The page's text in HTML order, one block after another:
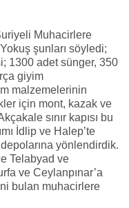
Muhacirlere
şunları söyledi;
1300 adet sünger, 350
giyim
malzemelerinin
için mont, kazak ve
sınır kapısı bu
İdlip ve Halep’te
depolarına yönlendirdik.
Telabyad ve
ve Ceylanpınar’a
bulan muhacirlere